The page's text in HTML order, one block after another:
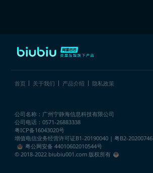
首页 关于我们 产品介绍 隐私政策
公司名称：广州宁静海信息科技有限公司
公司电话：0571-26883338
粤ICP备16043020号
增值电信业务经营许可证B1-20190040 | 粤B2-20200746
粤公网安备 44010602010544号
© 2018-2022 biubiu001.com 版权所有